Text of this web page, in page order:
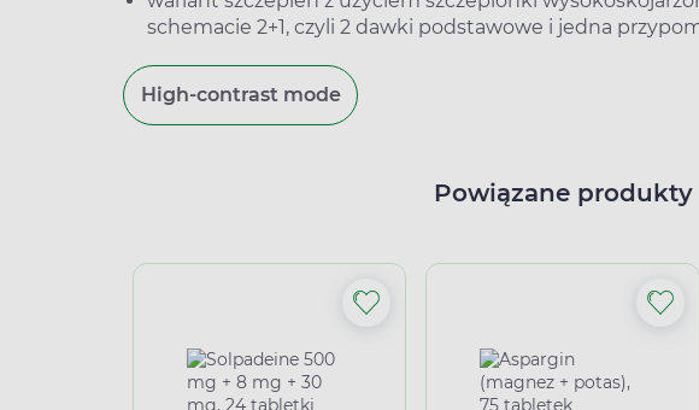
schemacie 2+1, czyli 2 dawki podstawowe i jedna
High-contrast mode
Powiązane produkty